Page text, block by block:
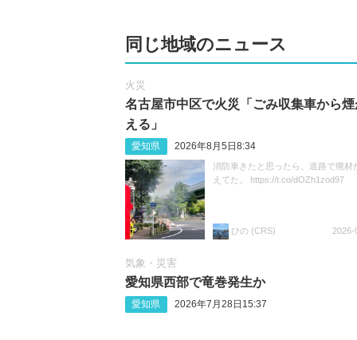
同じ地域のニュース
火災
名古屋市中区で火災「ごみ収集車から
える」
愛知県 2026年8月5日8:34
消防車きたと思ったら、道路で廃材
えてた。 https://t.co/dOZh1zod97
ひの (CRS) 2026-
気象・災害
愛知県西部で竜巻発生か
愛知県 2026年7月28日15:37